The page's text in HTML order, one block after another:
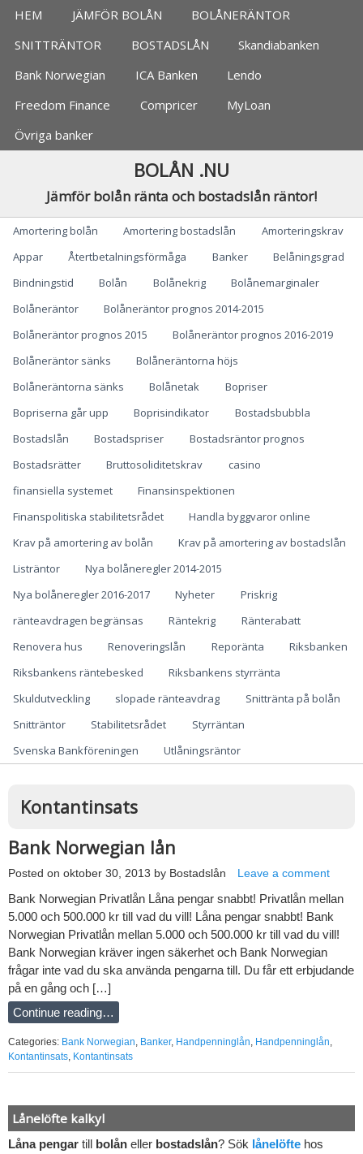
Jämför bolån, banker
HEM JÄMFÖR BOLÅN
BOLÅNERÄNTOR
SNITTRÄNTOR
BOSTADSLÅN
Skandiabanken
Bank Norwegian
ICA Banken
Lendo
Freedom Finance
Compricer
MyLoan
Övriga banker
BOLÅN .NU
Jämför bolån ränta och bostadslån räntor!
Categories
Amortering bolån Amortering bostadslån
Amorteringskrav
Appar
Återtbetalningsförmåga Banker
Belåningsgrad
Bindningstid
Bolån Bolånekrig
Bolånemarginaler
Bolåneräntor
Bolåneräntor prognos 2014-2015
Bolåneräntor prognos 2015
Bolåneräntor prognos 2016-2019
Bolåneräntor sänks
Bolåneräntorna höjs
Bolåneräntorna sänks
Bolånetak
Bopriser
Bopriserna går upp
Boprisindikator
Bostadsbubbla
Bostadslån
Bostadspriser
Bostadsräntor prognos
Bostadsrätter
Bruttosoliditetskrav
casino
finansiella systemet
Finansinspektionen
Finanspolitiska stabilitetsrådet
Handla byggvaror online
Krav på amortering av bolån
Krav på amortering av bostadslån
Listräntor
Nya bolåneregler 2014-2015
Nya bolåneregler 2016-2017
Nyheter
Priskrig
ränteavdragen begränsas
Räntekrig
Ränterabatt
Renovera hus
Renoveringslån Reporänta
Riksbanken
Riksbankens räntebesked
Riksbankens styrränta
Skuldutveckling
slopade ränteavdrag
Snittränta på bolån
Snitträntor
Stabilitetsrådet
Styrräntan
Svenska Bankföreningen
Utlåningsräntor
Kontantinsats
Bank Norwegian lån
Posted on oktober 30, 2013 by Bostadslån Leave a comment
Bank Norwegian Privatlån Låna pengar snabbt! Privatlån mellan
5.000 och 500.000 kr till vad du vill! Låna pengar snabbt! Bank
Norwegian Privatlån mellan 5.000 och 500.000 kr till vad du vill!
Bank Norwegian kräver ingen säkerhet och Bank Norwegian
frågar inte vad du ska använda pengarna till. Du får ett erbjudande
på en gång och […]
Continue reading…
Categories: Bank Norwegian Banker, Handpenninglån Handpenninglån
Kontantinsats Kontantinsats
Lånelöfte kalkyl
Låna pengar till bolån eller bostadslån? Sök lånelöfte hos